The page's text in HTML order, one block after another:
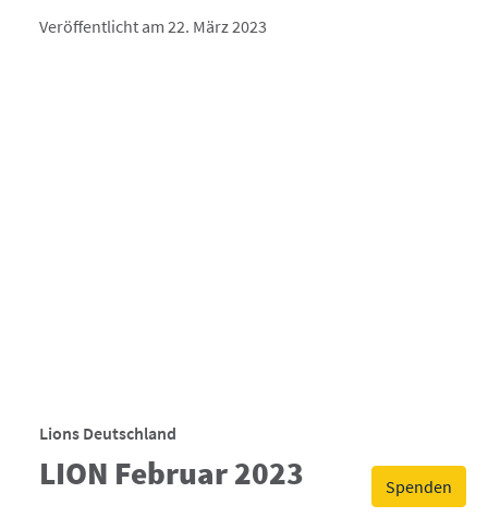
Spenden
Veröffentlicht am 22. März 2023
Lions Deutschland
LION Februar 2023